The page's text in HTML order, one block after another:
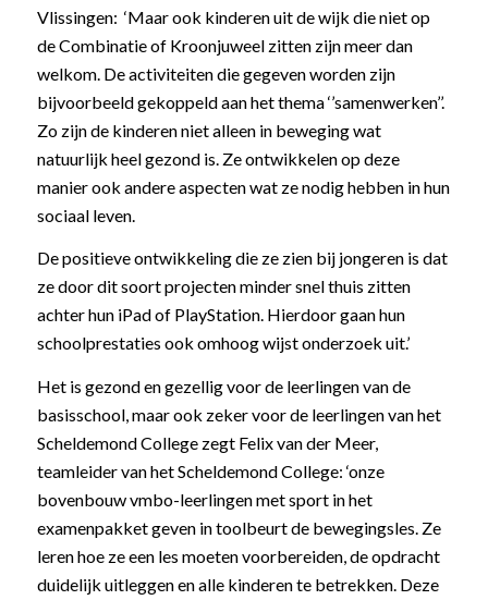
Vlissingen: ‘Maar ook kinderen uit de wijk die niet op
de Combinatie of Kroonjuweel zitten zijn meer dan
welkom. De activiteiten die gegeven worden zijn
bijvoorbeeld gekoppeld aan het thema ‘’samenwerken’’.
Zo zijn de kinderen niet alleen in beweging wat
natuurlijk heel gezond is. Ze ontwikkelen op deze
manier ook andere aspecten wat ze nodig hebben in hun
sociaal leven.
De positieve ontwikkeling die ze zien bij jongeren is dat
ze door dit soort projecten minder snel thuis zitten
achter hun iPad of PlayStation. Hierdoor gaan hun
schoolprestaties ook omhoog wijst onderzoek uit.’
Het is gezond en gezellig voor de leerlingen van de
basisschool, maar ook zeker voor de leerlingen van het
Scheldemond College zegt Felix van der Meer,
teamleider van het Scheldemond College: ‘onze
bovenbouw vmbo-leerlingen met sport in het
examenpakket geven in toolbeurt de bewegingsles. Ze
leren hoe ze een les moeten voorbereiden, de opdracht
duidelijk uitleggen en alle kinderen te betrekken. Deze